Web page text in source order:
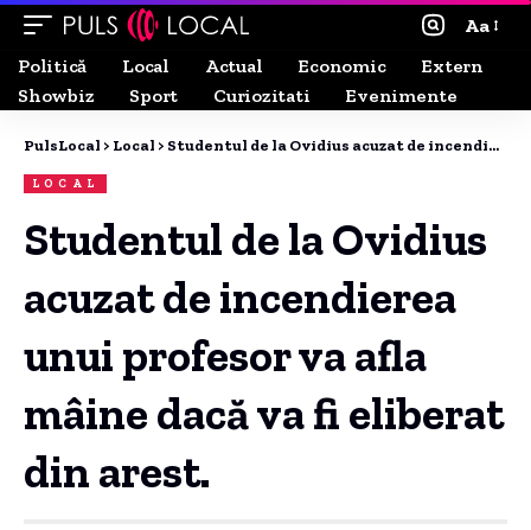
Aa
Politică
Local Actual Economic
Extern
Showbiz
Sport Curiozitati Evenimente
PulsLocal > Local > Studentul de la Ovidius acuzat de incendierea unui profesor va afla mâine dacă va fi eliberat din arest.
LOCAL
Studentul de la Ovidius
acuzat de incendierea
unui profesor va afla
mâine dacă va fi eliberat
din arest.